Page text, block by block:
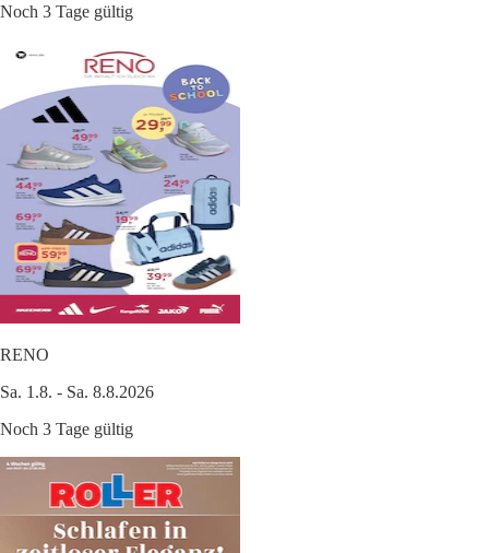
Noch 3 Tage gültig
RENO
Sa. 1.8. - Sa. 8.8.2026
Noch 3 Tage gültig